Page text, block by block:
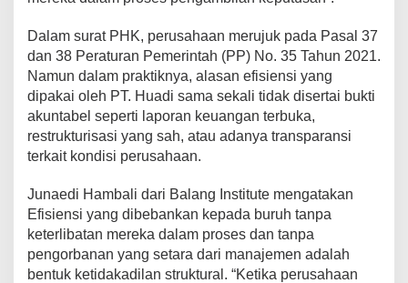
Dalam surat PHK, perusahaan merujuk pada Pasal 37
dan 38 Peraturan Pemerintah (PP) No. 35 Tahun 2021.
Namun dalam praktiknya, alasan efisiensi yang
dipakai oleh PT. Huadi sama sekali tidak disertai bukti
akuntabel seperti laporan keuangan terbuka,
restrukturisasi yang sah, atau adanya transparansi
terkait kondisi perusahaan.
Junaedi Hambali dari Balang Institute mengatakan
Efisiensi yang dibebankan kepada buruh tanpa
keterlibatan mereka dalam proses dan tanpa
pengorbanan yang setara dari manajemen adalah
bentuk ketidakadilan struktural. “Ketika perusahaan